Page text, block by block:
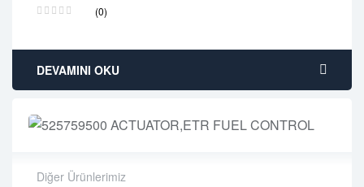
(0)
Delivery time: 1-2 business days
DEVAMINI OKU
Diğer Ürünlerimiz